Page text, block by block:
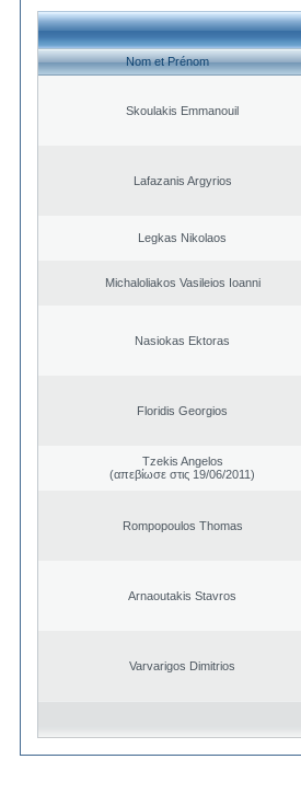
Nom et Prénom
Skoulakis Emmanouil
Lafazanis Argyrios
Legkas Nikolaos
Michaloliakos Vasileios Ioanni
Nasiokas Ektoras
Floridis Georgios
Tzekis Angelos
(απεβίωσε στις 19/06/2011)
Rompopoulos Thomas
Arnaoutakis Stavros
Varvarigos Dimitrios